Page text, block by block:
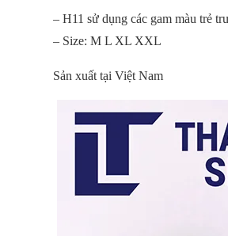
– H11 sử dụng các gam màu trẻ
– Size: M L XL XXL
Sản xuất tại Việt Nam